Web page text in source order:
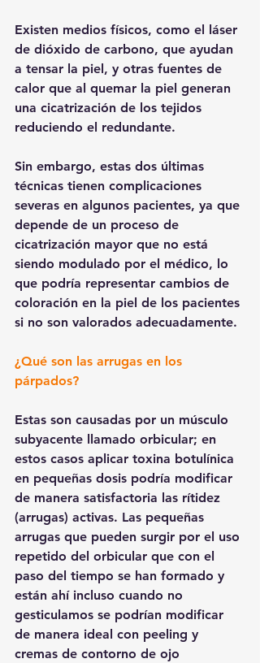
Existen medios físicos, como el láser
de dióxido de carbono, que ayudan
a tensar la piel, y otras fuentes de
calor que al quemar la piel generan
una cicatrización de los tejidos
reduciendo el redundante.
Sin embargo, estas dos últimas
técnicas tienen complicaciones
severas en algunos pacientes, ya que
depende de un proceso de
cicatrización mayor que no está
siendo modulado por el médico, lo
que podría representar cambios de
coloración en la piel de los pacientes
si no son valorados adecuadamente.
¿Qué son las arrugas en los
párpados?
Estas son causadas por un músculo
subyacente llamado orbicular; en
estos casos aplicar toxina botulínica
en pequeñas dosis podría modificar
de manera satisfactoria las rítidez
(arrugas) activas. Las pequeñas
arrugas que pueden surgir por el uso
repetido del orbicular que con el
paso del tiempo se han formado y
están ahí incluso cuando no
gesticulamos se podrían modificar
de manera ideal con peeling y
cremas de contorno de ojo